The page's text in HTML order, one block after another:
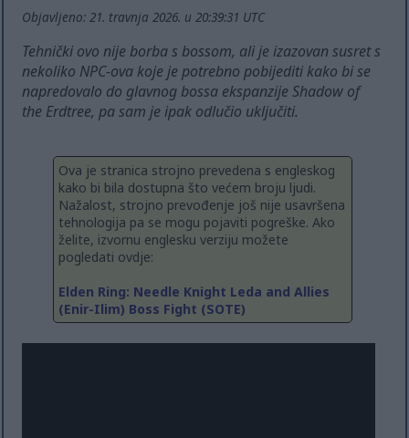
Objavljeno: 21. travnja 2026. u 20:39:31 UTC
Tehnički ovo nije borba s bossom, ali je izazovan susret s
nekoliko NPC-ova koje je potrebno pobijediti kako bi se
napredovalo do glavnog bossa ekspanzije Shadow of
the Erdtree, pa sam je ipak odlučio uključiti.
Ova je stranica strojno prevedena s engleskog
kako bi bila dostupna što većem broju ljudi.
Nažalost, strojno prevođenje još nije usavršena
tehnologija pa se mogu pojaviti pogreške. Ako
želite, izvornu englesku verziju možete
pogledati ovdje:
Elden Ring: Needle Knight Leda and Allies
(Enir-Ilim) Boss Fight (SOTE)